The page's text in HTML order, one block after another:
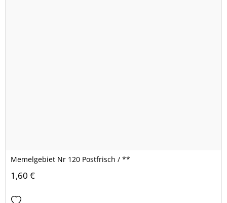
Memelgebiet Nr 120 Postfrisch / **
1,60 €